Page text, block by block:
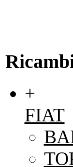
+
FIAT